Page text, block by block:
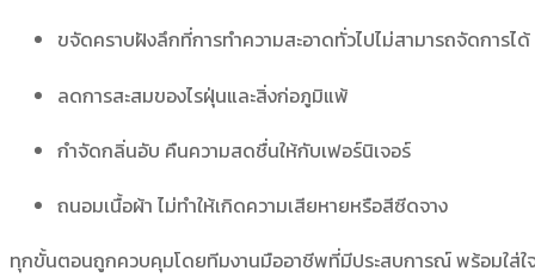
ขจัดคราบฝังลึกที่การทำความสะอาดทั่วไปไม่สามารถจัดการได้
ลดการสะสมของไรฝุ่นและสิ่งก่อภูมิแพ้
กำจัดกลิ่นอับ คืนความสดชื่นให้กับเฟอร์นิเจอร์
ถนอมเนื้อผ้า ไม่ทำให้เกิดความเสียหายหรือสีซีดจาง
ทุกขั้นตอนถูกควบคุมโดยทีมงานมืออาชีพที่มีประสบการณ์ พร้อมใส่ใ